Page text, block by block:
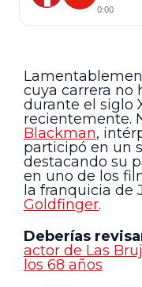
0:00
cuya carrera no
durante el siglo
recientemente.
Blackman,
participó en un
destacando su
en uno de los
la franquicia de
Goldfinger.
Deberías
actor de Las
los 68 años